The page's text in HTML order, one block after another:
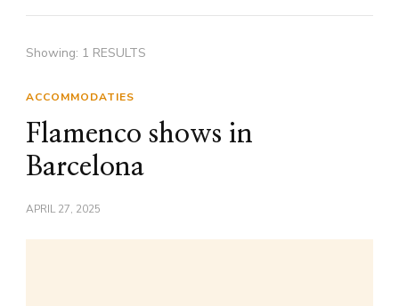
Showing: 1 RESULTS
ACCOMMODATIES
Flamenco shows in
Barcelona
APRIL 27, 2025